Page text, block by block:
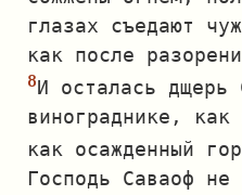
глазах съедают
как после
И осталась
винограднике,
как осажденный
Господь Саваоф не